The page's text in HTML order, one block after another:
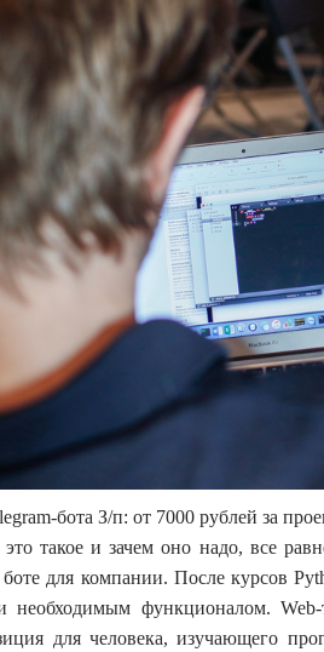
бота З/п: от 7000 рублей за
такое и зачем оно надо, все
боте для компании. После курсов
и необходимым функционалом.
для человека, изучающего